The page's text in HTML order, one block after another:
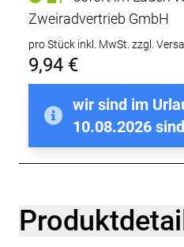
Zweiradvertrieb GmbH
pro Stück inkl. MwSt. zzgl.
9,94 €
wir sind im
10.08.2026